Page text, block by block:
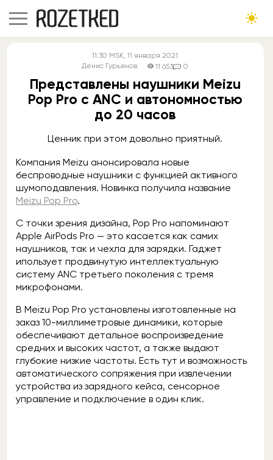
11:30 MSK, 11 января 2021
Денис Гурьянов
11 653 0
Представлены наушники Meizu
Pop Pro с ANC и автономностью
до 20 часов
Ценник при этом довольно приятный.
Компания Meizu анонсировала новые
беспроводные наушники с функцией активного
шумоподавления. Новинка получила название
Meizu Pop Pro.
С точки зрения дизайна, Pop Pro напоминают
Apple AirPods Pro — это касается как самих
наушников, так и чехла для зарядки. Гаджет
ипользует продвинутую интеллектуальную
систему ANC третьего поколения с тремя
микрофонами.
В Meizu Pop Pro установлены изготовленные на
заказ 10-миллиметровые динамики, которые
обеспечивают детальное воспроизведение
средних и высоких частот, а также выдают
глубокие низкие частоты. Есть тут и возможность
автоматического сопряжения при извлечении
устройства из зарядного кейса, сенсорное
управление и подключение в один клик.